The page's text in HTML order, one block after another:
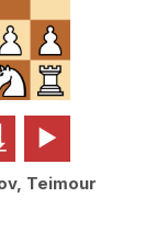

Teimour